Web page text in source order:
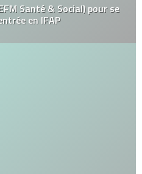
Santé & Social) pour se
en IFAP